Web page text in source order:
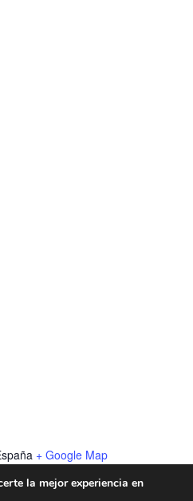
+ Google Map
la mejor experiencia en